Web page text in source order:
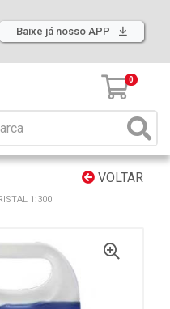
Baixe já nosso APP
0
VOLTAR
1:300